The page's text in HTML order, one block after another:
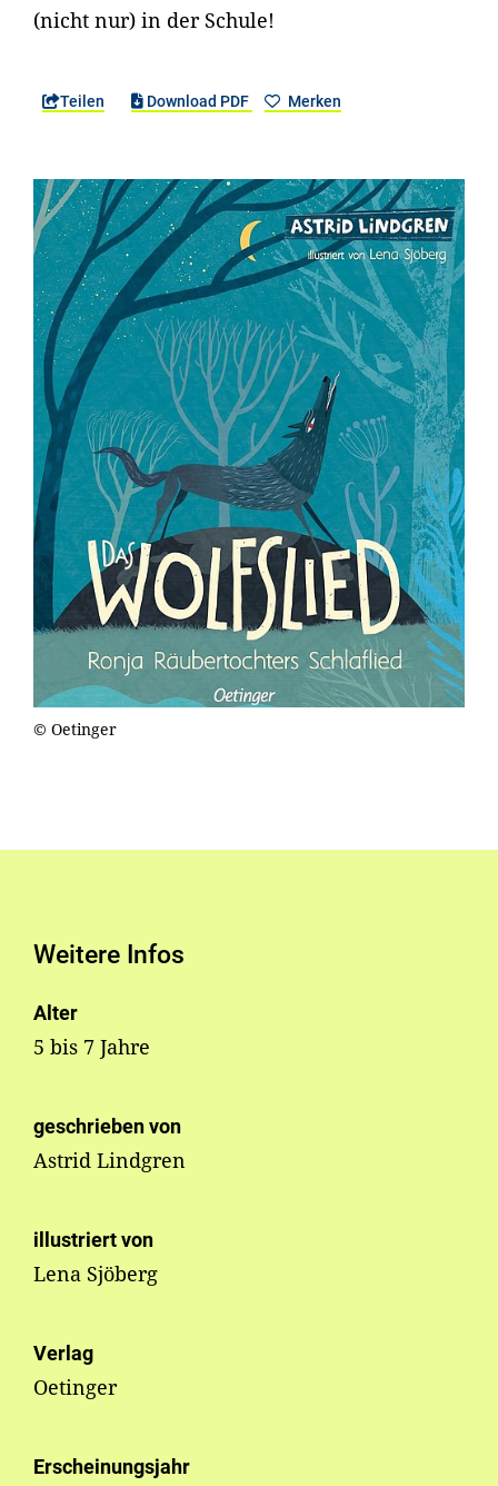
(nicht nur) in der Schule!
Teilen Download PDF Merken
© Oetinger
Weitere Infos
Alter
5 bis 7 Jahre
geschrieben von
Astrid Lindgren
illustriert von
Lena Sjöberg
Verlag
Oetinger
Erscheinungsjahr